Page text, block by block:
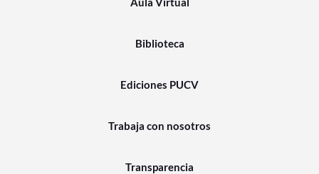
Biblioteca
Ediciones PUCV
Trabaja con nosotros
Transparencia